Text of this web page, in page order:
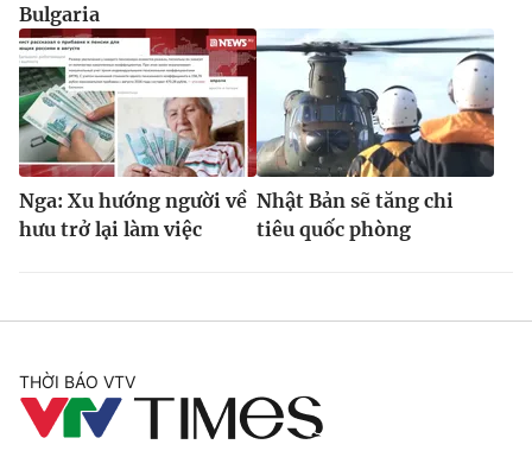
Bulgaria
Nga: Xu hướng người về
hưu trở lại làm việc
Nhật Bản sẽ tăng chi
tiêu quốc phòng
THỜI BÁO VTV